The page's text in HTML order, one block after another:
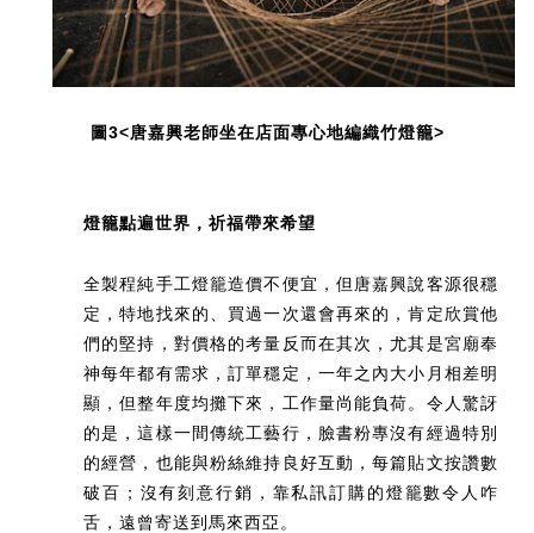
圖3<唐嘉興老師坐在店面專心地編織竹燈籠>
燈籠點遍世界，祈福帶來希望
全製程純手工燈籠造價不便宜，但唐嘉興說客源很穩
定，特地找來的、買過一次還會再來的，肯定欣賞他
們的堅持，對價格的考量反而在其次，尤其是宮廟奉
神每年都有需求，訂單穩定，一年之內大小月相差明
顯，但整年度均攤下來，工作量尚能負荷。 令人驚訝
的是，這樣一間傳統工藝行，臉書粉專沒有經過特別
的經營，也能與粉絲維持良好互動，每篇貼文按讚數
破百；沒有刻意行銷，靠私訊訂購的燈籠數令人咋
舌，遠曾寄送到馬來西亞。